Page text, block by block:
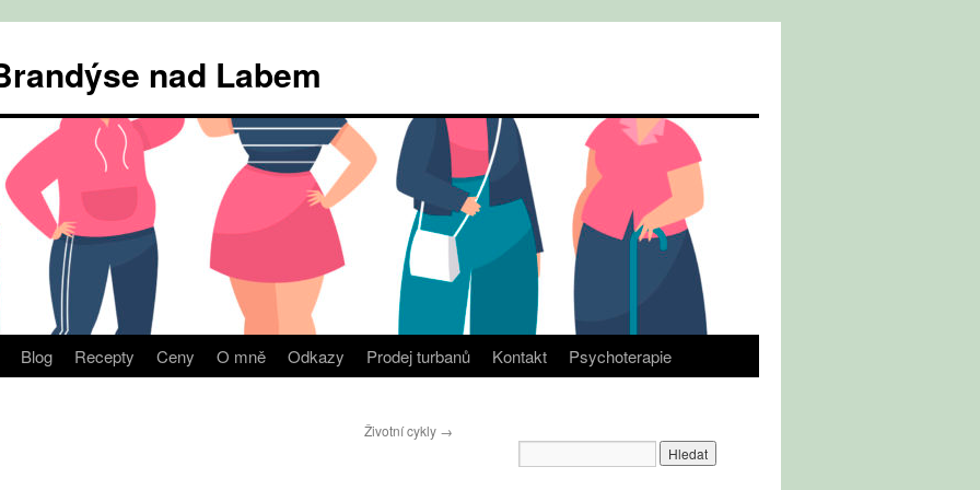
nad Labem
Blog Recepty Ceny O mně Odkazy Prodej turbanů Kontakt Psychoterapie
Životní cykly →